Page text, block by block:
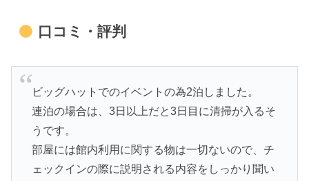
口コミ・評判
ビッグハットでのイベントの為2泊しました。
連泊の場合は、3日以上だと3日目に清掃が入るそ
うです。
部屋には館内利用に関する物は一切ないので、チ
ェックインの際に説明される内容をしっかり聞い